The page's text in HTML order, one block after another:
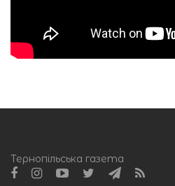
Тернопільська газета